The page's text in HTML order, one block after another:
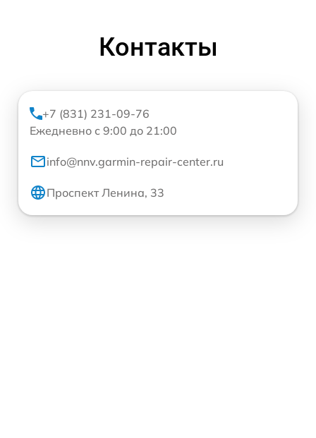
Контакты
+7 (831) 231-09-76
Ежедневно с 9:00 до 21:00
info@nnv.garmin-repair-center.ru
Проспект Ленина, 33